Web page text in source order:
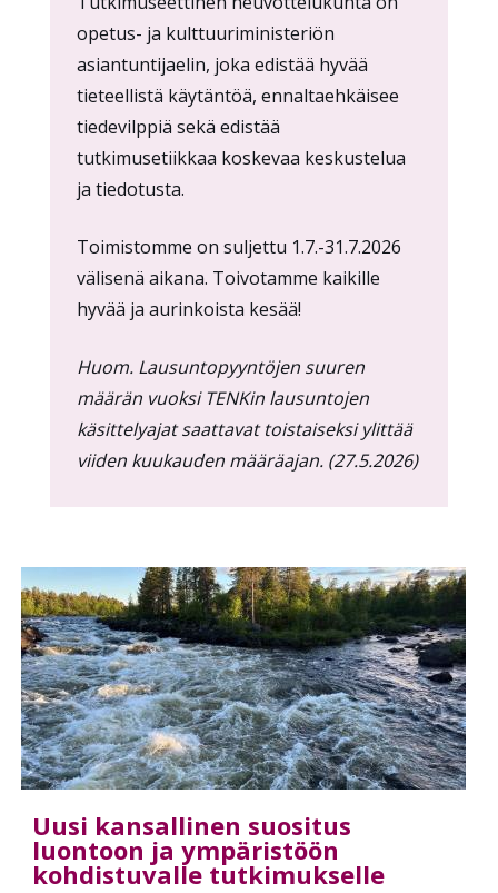
markup
opetus- ja kulttuuriministeriön
asiantuntijaelin, joka edistää hyvää
tieteellistä käytäntöä, ennaltaehkäisee
tiedevilppiä sekä edistää
tutkimusetiikkaa koskevaa keskustelua
ja tiedotusta.
Toimistomme on suljettu 1.7.-31.7.2026
välisenä aikana. Toivotamme kaikille
hyvää ja aurinkoista kesää!
Huom. Lausuntopyyntöjen suuren
määrän vuoksi TENKin lausuntojen
käsittelyajat saattavat toistaiseksi ylittää
viiden kuukauden määräajan. (27.5.2026)
Uusi kansallinen suositus
luontoon ja ympäristöön
kohdistuvalle tutkimukselle